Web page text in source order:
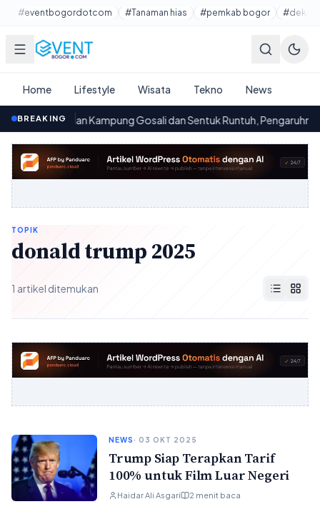
Lewati ke konten utama
#eventbogordotcom #Tanaman hias #pemkab bogor
Home Lifestyle Wisata Tekno News
BREAKING
00.08Jembatan Kampung Gosali dan Sentuk Runtuh, Pengaruhnya
TOPIK
donald trump 2025
1 artikel ditemukan
NEWS· 03 OKT 2025
Trump Siap Terapkan Tarif
100% untuk Film Luar Negeri
Haidar Ali Asgari 2 menit baca